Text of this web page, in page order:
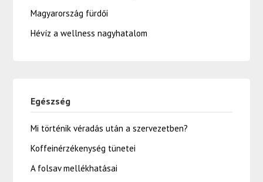
Magyarország fürdői
Hévíz a wellness nagyhatalom
Egészség
Mi történik véradás után a szervezetben?
Koffeinérzékenység tünetei
A folsav mellékhatásai